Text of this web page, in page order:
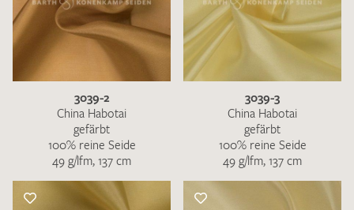
3039-2
China Habotai
gefärbt
100% reine Seide
49 g/lfm, 137 cm
3039-3
China Habotai
gefärbt
100% reine Seide
49 g/lfm, 137 cm